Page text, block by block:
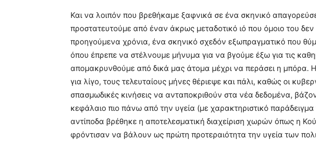
Και να λοιπόν που βρεθήκαμε ξαφνικά σε ένα σκηνικό
προστατευτούμε από έναν άκρως μεταδοτικό ιό που όμοιο του δεν
προηγούμενα χρόνια, ένα σκηνικό σχεδόν εξωπραγματικό που
όπου έπρεπε να στέλνουμε μήνυμα για να βγούμε έξω για τις
απομακρυνθούμε από δικά μας άτομα μέχρι να περάσει η μπόρα.
για λίγο, τους τελευταίους μήνες θέριεψε και πάλι, καθώς οι
σπασμωδικές κινήσεις να ανταποκριθούν στα νέα δεδομένα,
κεφάλαιο πιο πάνω από την υγεία (με χαρακτηριστικό
αντίποδα βρέθηκε η αποτελεσματική διαχείριση χωρών όπως η
φρόντισαν να βάλουν ως πρώτη προτεραιότητα την υγεία των